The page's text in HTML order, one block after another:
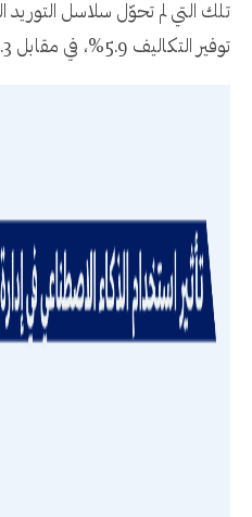
تلك التي لم تحوّل سلاسل
توفير التكاليف 5.9%، في مقابل 6.3% زيادة في الأرباح.